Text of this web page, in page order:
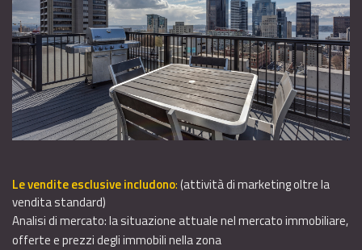
Le vendite esclusive includono:(attività di marketing oltre la
vendita standard)
Analisi di mercato: la situazione attuale nel mercato immobiliare,
offerte e prezzi degli immobili nella zona